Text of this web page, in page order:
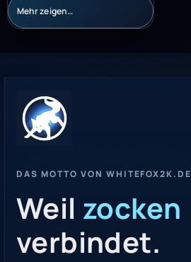
Mehr zeigen…
DAS MOTTO VON WHITEFOX2K.DE
Weil zocken
verbindet.